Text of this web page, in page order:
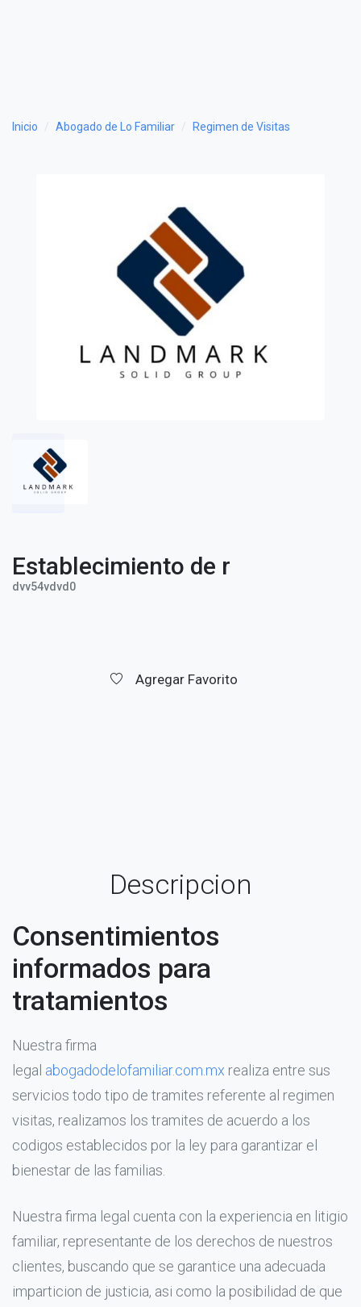
Inicio Abogado de Lo Familiar Regimen de Visitas
Establecimiento de r
dvv54vdvd0
Agregar Favorito
Descripcion
Consentimientos
informados para
tratamientos
Nuestra firma
legal abogadodelofamiliar.com.mx realiza entre sus
servicios todo tipo de tramites referente al regimen
visitas, realizamos los tramites de acuerdo a los
codigos establecidos por la ley para garantizar el
bienestar de las familias.
Nuestra firma legal cuenta con la experiencia en litigio
familiar, representante de los derechos de nuestros
clientes, buscando que se garantice una adecuada
imparticion de justicia, asi como la posibilidad de que